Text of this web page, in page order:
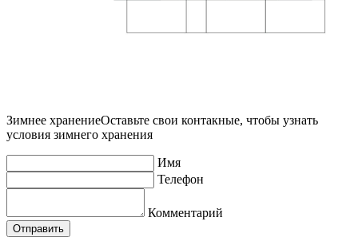
Зимнее хранениеОставьте свои контакные, чтобы узнать
условия зимнего хранения
Имя
Телефон
Комментарий